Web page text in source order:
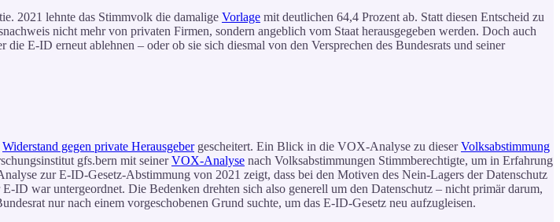
2021 lehnte das Stimmvolk die damalige Vorlage mit deutlichen 64,4 Prozent ab. Statt diesen Entscheid zu
nicht mehr von privaten Firmen, sondern angeblich vom Staat herausgegeben werden. Doch auch
E-ID erneut ablehnen – oder ob sie sich diesmal von den Versprechen des Bundesrats und seiner
Widerstand gegen private Herausgebergescheitert. Ein Blick in die VOX-Analyse zu dieserVolksabstimmung
gfs.bern mit seinerVOX-Analyse nach Volksabstimmungen Stimmberechtigte, um in Erfahrung
zur E-ID-Gesetz-Abstimmung von 2021 zeigt, dass bei den Motiven des Nein-Lagers der Datenschutz
ID war untergeordnet. Die Bedenken drehten sich also generell um den Datenschutz – nicht primär darum,
nur nach einem vorgeschobenen Grund suchte, um das E-ID-Gesetz neu aufzugleisen.